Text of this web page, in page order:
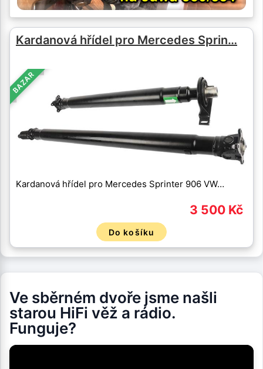
Kardanová hřídel pro Mercedes Sprin…
BAZAR
Kardanová hřídel pro Mercedes Sprinter 906 VW…
3 500 Kč
Do košíku
Ve sběrném dvoře jsme našli
starou HiFi věž a rádio.
Funguje?